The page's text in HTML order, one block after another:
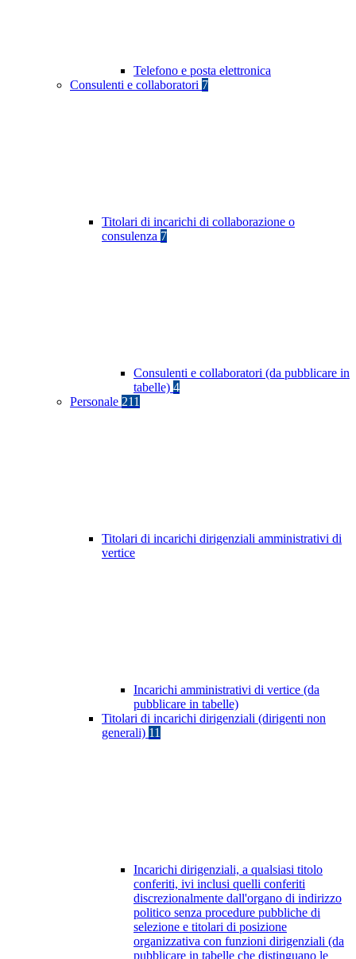
Telefono e posta elettronica
Consulenti e collaboratori 7
Titolari di incarichi di collaborazione o
consulenza 7
Consulenti e collaboratori (da pubblicare in
tabelle) 4
Personale 211
Titolari di incarichi dirigenziali amministrativi di
vertice
Incarichi amministrativi di vertice (da
pubblicare in tabelle)
Titolari di incarichi dirigenziali (dirigenti non
generali) 11
Incarichi dirigenziali, a qualsiasi titolo
conferiti, ivi inclusi quelli conferiti
discrezionalmente dall'organo di indirizzo
politico senza procedure pubbliche di
selezione e titolari di posizione
organizzativa con funzioni dirigenziali (da
pubblicare in tabelle che distinguano le